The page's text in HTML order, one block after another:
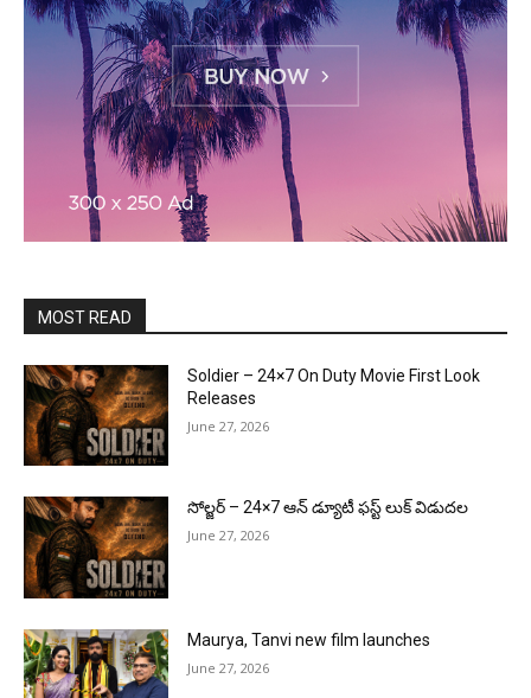
MOST READ
Soldier – 24×7 On Duty Movie First Look
Releases
June 27, 2026
సోల్జర్ – 24×7 ఆన్ డ్యూటీ ఫస్ట్ లుక్ విడుదల
June 27, 2026
Maurya, Tanvi new film launches
June 27, 2026